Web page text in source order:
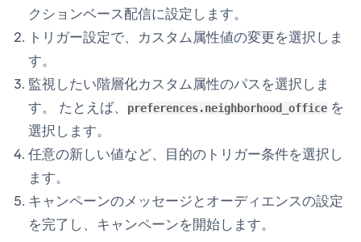
クションベース配信に設定します。
トリガー設定で、 カスタム属性値の変更を選択しま
す。
監視したい階層化カスタム属性のパスを選択しま
す。 たとえば、
preferences.neighborhood_office を
選択します。
任意の新しい値など、目的のトリガー条件を選択し
ます。
キャンペーンのメッセージとオーディエンスの設定
を完了し、キャンペーンを開始します。